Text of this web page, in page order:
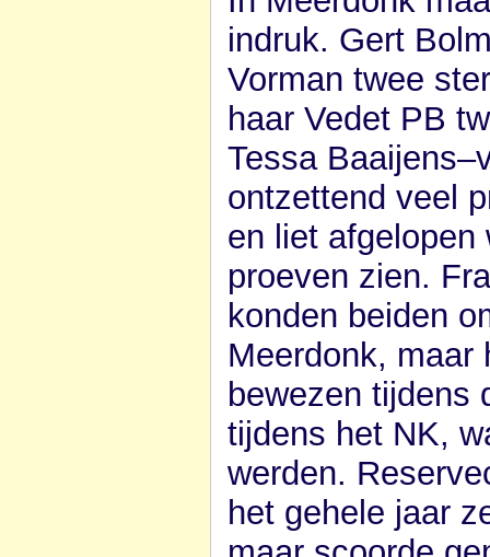
indruk. Gert
Vorman twee
haar Vedet PB
Tessa
ontzettend veel
en liet afgelopen
proeven zien.
konden beiden
Meerdonk, maar
bewezen tijdens
tijdens het NK,
werden.
het gehele jaar